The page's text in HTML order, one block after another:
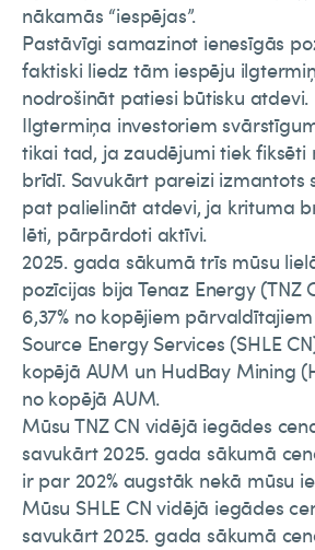
nākamās “iespējas”.
Pastāvīgi samazinot ienesīgās
faktiski liedz tām iespēju
nodrošināt patiesi būtisku atdevi.
Ilgtermiņa investoriem
tikai tad, ja zaudējumi tiek fiksēti
brīdī. Savukārt pareizi izmantots
pat palielināt atdevi, ja krituma
lēti, pārpārdoti aktīvi.
2025. gada sākumā trīs mūsu
pozīcijas bija Tenaz Energy (TNZ
6,37% no kopējiem
Source Energy Services (SHLE
kopējā AUM un HudBay Mining
no kopējā AUM.
Mūsu TNZ CN vidējā iegādes
savukārt 2025. gada sākumā
ir par 202% augstāk nekā mūsu
Mūsu SHLE CN vidējā iegādes
savukārt 2025. gada sākumā